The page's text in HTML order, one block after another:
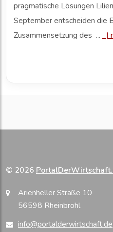
pragmatische Lösungen
September entscheiden die
Zusammensetzung des ...
|
© 2026
Arienheller Straße 10
56598 Rheinbrohl
info@portalderwirtschaft.de